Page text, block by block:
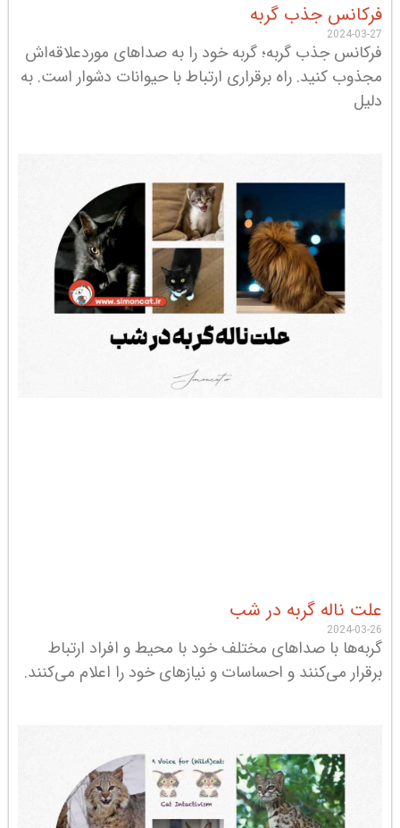
فرکانس جذب گربه
2024-03-27
فرکانس جذب گربه؛ گربه خود را به صداهای موردعلاقه‌اش
مجذوب کنید. راه برقراری ارتباط با حیوانات دشوار است. به
دلیل
علت ناله گربه در شب
2024-03-26
گربه‌ها با صداهای مختلف خود با محیط و افراد ارتباط
برقرار می‌کنند و احساسات و نیازهای خود را اعلام می‌کنند.